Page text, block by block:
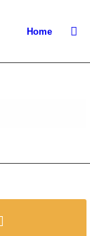
Home